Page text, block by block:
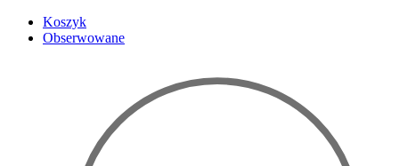
Koszyk
Obserwowane